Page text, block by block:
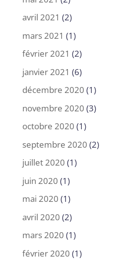
avril 2021 (2)
mars 2021 (1)
février 2021 (2)
janvier 2021 (6)
décembre 2020 (1)
novembre 2020 (3)
octobre 2020 (1)
septembre 2020 (2)
juillet 2020 (1)
juin 2020 (1)
mai 2020 (1)
avril 2020 (2)
mars 2020 (1)
février 2020 (1)